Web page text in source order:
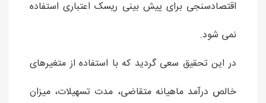
اقتصادسنجی برای پیش بینی ریسک اعتباری استفاده
نمی شود.
در این تحقیق سعی گردید که با استفاده از متغیرهای
خالص درآمد ماهیانه متقاضی، مدت تسهیلات، میزان